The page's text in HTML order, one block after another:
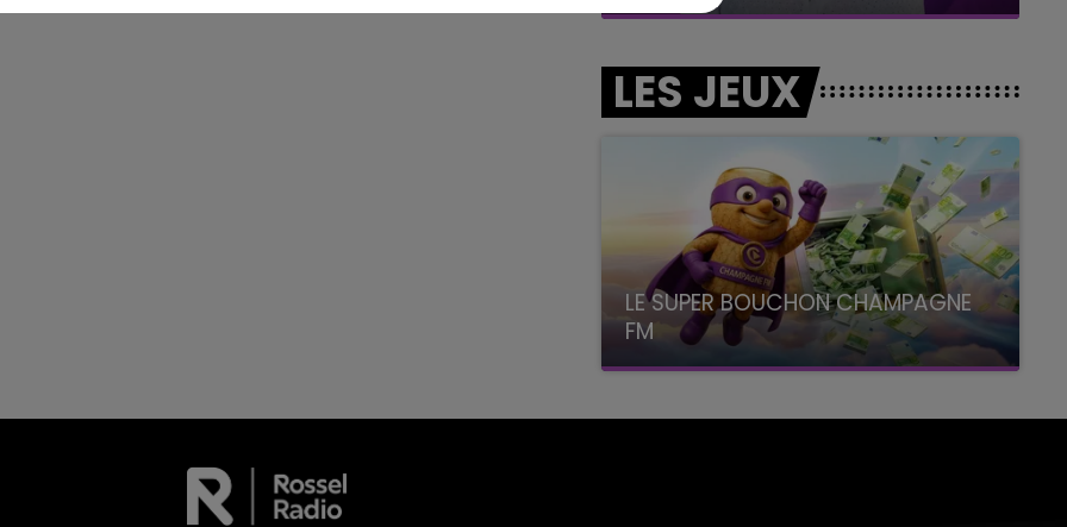
LES JEUX
LE SUPER BOUCHON CHAMPAGNE
FM
avec La Famille Champagne FM, à 8H10